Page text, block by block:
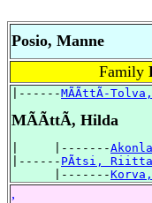
Posio, Manne
Family
|------MÃÃttÃ-
MÃÃttÃ, Hilda
|     |-------
|------ PÃtsi,
      |-------
,